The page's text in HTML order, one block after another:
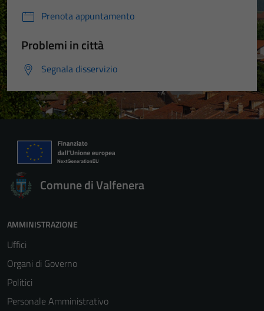
Prenota appuntamento
Problemi in città
Segnala disservizio
Comune di Valfenera
AMMINISTRAZIONE
Uffici
Organi di Governo
Politici
Personale Amministrativo